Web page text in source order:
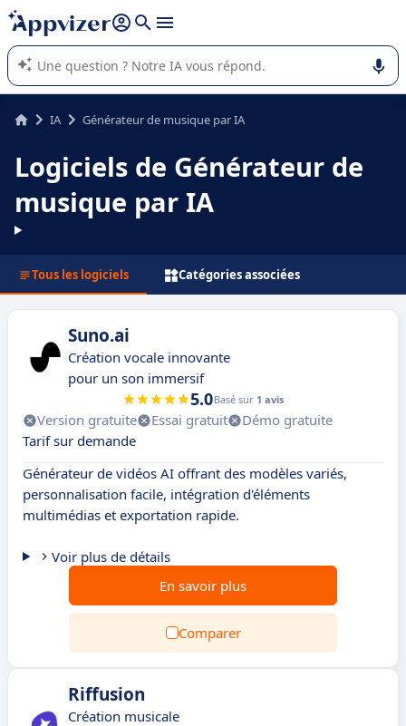
répondre (plusieurs lignes avec
L'IA de Appvizer vous guide dans l'utilisation ou la sélection de
logiciel SaaS en entreprise.
IA Générateur de musique par IA
Logiciels de Générateur de
musique par IA
Tous les logiciels Catégories associées
Suno.ai
Création vocale innovante
pour un son immersif
5.0Basé sur 1 avis
Version gratuite Essai gratuit
Démo gratuite
Tarif sur demande
Générateur de vidéos AI offrant des modèles variés,
personnalisation facile, intégration d'éléments
multimédias et exportation rapide.
Voir plus de détails
En savoir plus
Comparer
Riffusion
Création musicale